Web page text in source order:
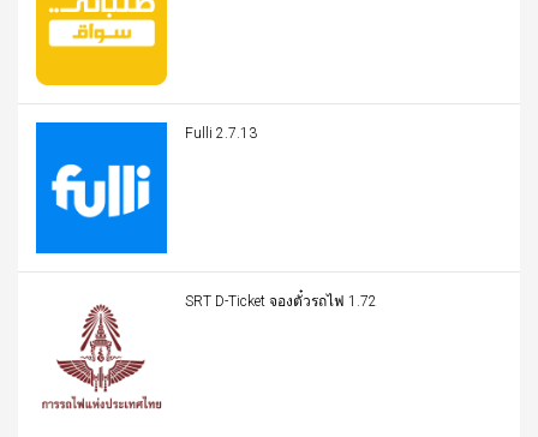
Fulli 2.7.13
SRT D-Ticket จองตั๋วรถไฟ 1.72